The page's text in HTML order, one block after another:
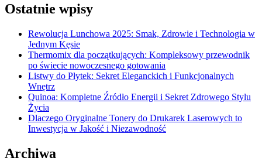
Ostatnie wpisy
Rewolucja Lunchowa 2025: Smak, Zdrowie i Technologia w
Jednym Kęsie
Thermomix dla początkujących: Kompleksowy przewodnik
po świecie nowoczesnego gotowania
Listwy do Płytek: Sekret Eleganckich i Funkcjonalnych
Wnętrz
Quinoa: Kompletne Źródło Energii i Sekret Zdrowego Stylu
Życia
Dlaczego Oryginalne Tonery do Drukarek Laserowych to
Inwestycja w Jakość i Niezawodność
Archiwa